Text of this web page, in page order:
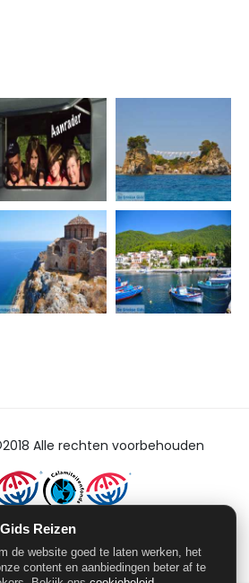
Reizen
de website goed te laten werken, het
content en aanbiedingen beter af te
Alle rechten voorbehouden
3749 - ANVR Nummer: 5524
vanwww.grieksegids.nl